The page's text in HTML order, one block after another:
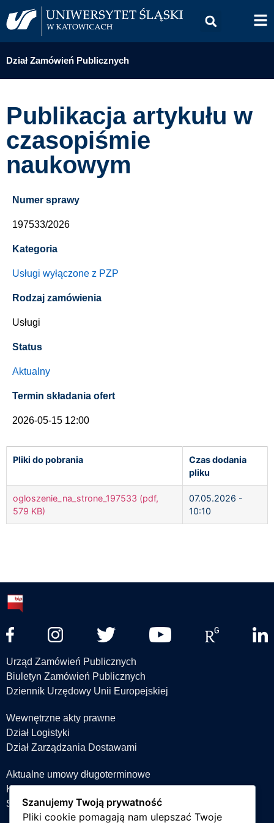
Dział Zamówień Publicznych
Publikacja artykułu w
czasopiśmie
naukowym
Numer sprawy
197533/2026
Kategoria
Usługi wyłączone z PZP
Rodzaj zamówienia
Usługi
Status
Aktualny
Termin składania ofert
2026-05-15 12:00
Pliki do pobrania
Czas dodania
pliku
ogloszenie_na_strone_197533 (pdf,
579 KB)
07.05.2026 -
10:10
Urząd Zamówień Publicznych
Biuletyn Zamówień Publicznych
Dziennik Urzędowy Unii Europejskiej
Wewnętrzne akty prawne
Dział Logistyki
Dział Zarządzania Dostawami
Aktualne umowy długoterminowe
Książka teleadresowa
Strefa projektów
Szanujemy Twoją prywatność
Pliki cookie pomagają nam ulepszać Twoje